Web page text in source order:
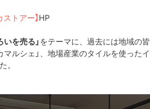
トアー】HP
いを売る」 をテーマに、過去には地域の皆
ルシェ」、地場産業のタイルを使ったイ
。